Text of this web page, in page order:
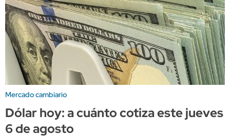
Mercado cambiario
Dólar hoy: a cuánto cotiza este jueves
6 de agosto